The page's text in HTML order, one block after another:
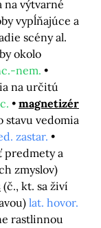
na výtvarné
vypĺňajúce a
scény al.
okolo
nem.
na určitú
magnetizér
stavu vedomia
zastar.
predmety a
zmyslov)
(č., kt. sa živí
lat. hovor.
rastlinnou